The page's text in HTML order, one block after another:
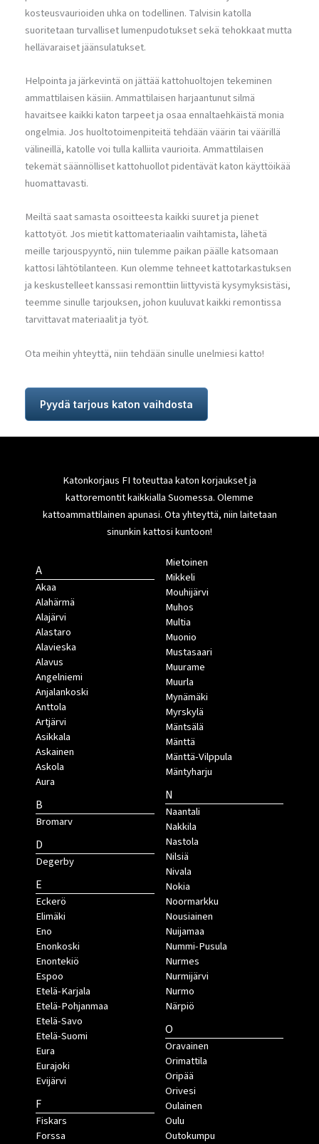
kosteusvaurioiden uhka on todellinen. Talvisin katolla
suoritetaan turvalliset lumenpudotukset sekä tehokkaat mutta
hellävaraiset jäänsulatukset.
Helpointa ja järkevintä on jättää kattohuoltojen tekeminen
ammattilaisen käsiin. Ammattilaisen harjaantunut silmä
havaitsee kaikki katon tarpeet ja osaa ennaltaehkäistä monia
ongelmia. Jos huoltotoimenpiteitä tehdään väärin tai väärillä
välineillä, katolle voi tulla kalliita vaurioita. Ammattilaisen
tekemät säännölliset kattohuollot pidentävät katon käyttöikää
huomattavasti.
Meiltä saat samasta osoitteesta kaikki suuret ja pienet
kattotyöt. Jos mietit kattomateriaalin vaihtamista, lähetä
meille tarjouspyyntö, niin tulemme paikan päälle katsomaan
kattosi lähtötilanteen. Kun olemme tehneet kattotarkastuksen
ja keskustelleet kanssasi remonttiin liittyvistä kysymyksistäsi,
teemme sinulle tarjouksen, johon kuuluvat kaikki remontissa
tarvittavat materiaalit ja työt.
Ota meihin yhteyttä, niin tehdään sinulle unelmiesi katto!
Pyydä tarjous katon vaihdosta
Katonkorjaus FI toteuttaa katon korjaukset ja
kattoremontit kaikkialla Suomessa. Olemme
kattoammattilainen apunasi. Ota yhteyttä, niin laitetaan
sinunkin kattosi kuntoon!
A
Akaa
Alahärmä
Alajärvi
Alastaro
Alavieska
Alavus
Angelniemi
Anjalankoski
Anttola
Artjärvi
Asikkala
Askainen
Askola
Aura
B
Bromarv
D
Degerby
E
Eckerö
Elimäki
Eno
Enonkoski
Enontekiö
Espoo
Etelä-Karjala
Etelä-Pohjanmaa
Etelä-Savo
Etelä-Suomi
Eura
Eurajoki
Evijärvi
F
Fiskars
Forssa
Mietoinen
Mikkeli
Mouhijärvi
Muhos
Multia
Muonio
Mustasaari
Muurame
Muurla
Mynämäki
Myrskylä
Mäntsälä
Mänttä
Mänttä-Vilppula
Mäntyharju
N
Naantali
Nakkila
Nastola
Nilsiä
Nivala
Nokia
Noormarkku
Nousiainen
Nuijamaa
Nummi-Pusula
Nurmes
Nurmijärvi
Nurmo
Närpiö
O
Oravainen
Orimattila
Oripää
Orivesi
Oulainen
Oulu
Outokumpu